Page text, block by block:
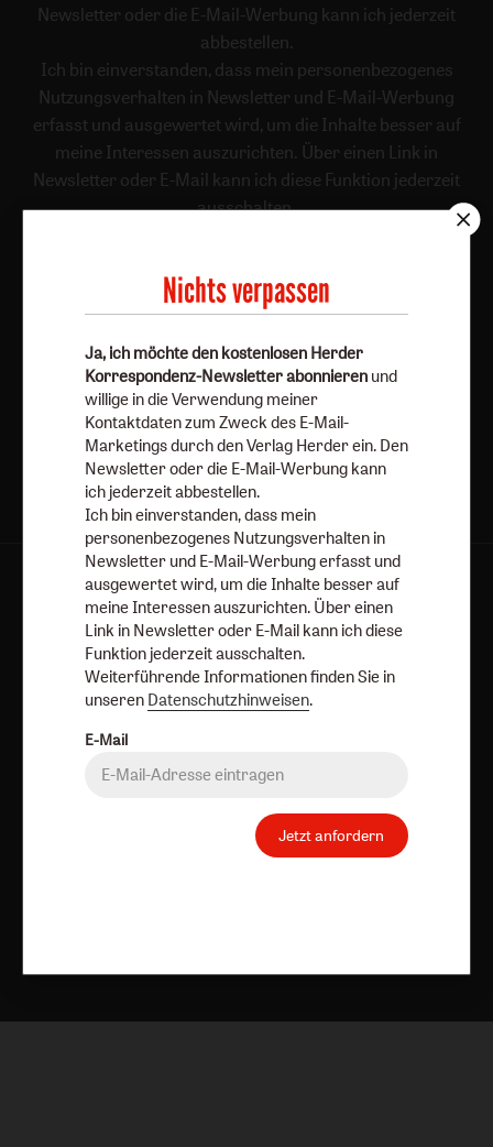
Newsletter oder die E-Mail-Werbung kann ich jederzeit
abbestellen.
Ich bin einverstanden, dass mein personenbezogenes
Nutzungsverhalten in Newsletter und E-Mail-Werbung
erfasst und ausgewertet wird, um die Inhalte besser auf
meine Interessen auszurichten. Über einen Link in
Newsletter oder E-Mail kann ich diese Funktion jederzeit
ausschalten.
AGB und Widerrufsbelehrung
Datenschutz
Barrierefreiheit
Impressum
Vertrag widerrufen Abo online kündigen
Nichts verpassen
Ja, ich möchte den kostenlosen Herder
Korrespondenz-Newsletter abonnieren und
willige in die Verwendung meiner
Kontaktdaten zum Zweck des E-Mail-
Marketings durch den Verlag Herder ein. Den
Newsletter oder die E-Mail-Werbung kann
ich jederzeit abbestellen.
Ich bin einverstanden, dass mein
personenbezogenes Nutzungsverhalten in
Newsletter und E-Mail-Werbung erfasst und
ausgewertet wird, um die Inhalte besser auf
meine Interessen auszurichten. Über einen
Link in Newsletter oder E-Mail kann ich diese
Funktion jederzeit ausschalten.
Weiterführende Informationen finden Sie in
unseren Datenschutzhinweisen.
E-Mail
Jetzt anfordern